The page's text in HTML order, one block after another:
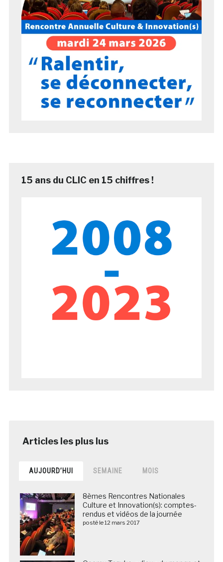
15 ans du CLIC en 15 chiffres !
AUJOURD’HUI SEMAINE MOIS
8èmes Rencontres Nationales
Culture et Innovation(s): comptes-
rendus et vidéos de la journée
posté le 12 mars 2017